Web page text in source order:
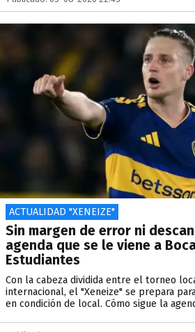
ACTUALIDAD "XENEIZE"
Sin margen de error ni
agenda que se le viene a
Estudiantes
Con la cabeza dividida entre el torneo
internacional, el "Xeneize" se prepara
en condición de local. Cómo sigue la